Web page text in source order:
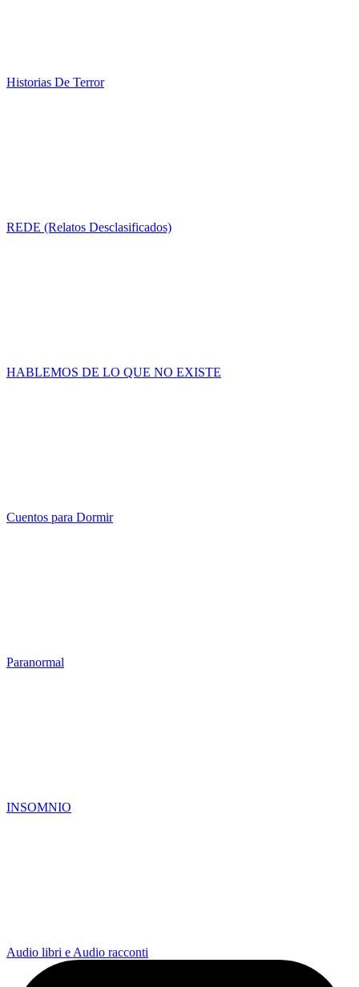
Historias De Terror
REDE (Relatos Desclasificados)
HABLEMOS DE LO QUE NO EXISTE
Cuentos para Dormir
Paranormal
INSOMNIO
Audio libri e Audio racconti